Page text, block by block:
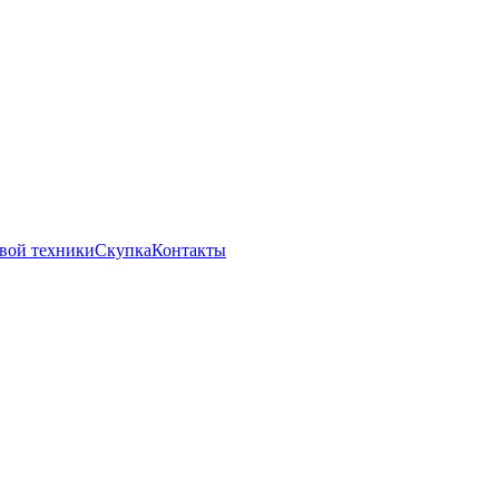
техникиСкупкаКонтакты